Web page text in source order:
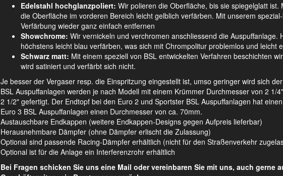
Edelstahl hochglanzpoliert: Wir polieren die Oberfläche, bis sie spiegelglatt
die Oberfläche im vorderen Bereich leicht gelblich verfärben. Mit unserem
Verfärbung wieder ganz einfach entfernen
Showchrome: Wir vernickeln und verchromen anschliessend die Auspuffanlage.
höchstens leicht blau verfärben, was sich mit Chrompolitur problemlos und leicht
Schwarz matt: Mit einem speziell von BSL entwickelten Verfahren beschichten
wird satiniert und verfärbt sich nicht.
Je besser der Vergaser resp. die Einspritzung eingestellt ist, umso geringer wird sich
BSL Auspuffanlagen werden je nach Modell mit einem Krümmer Durchmesser von 2 1/
2 1/2" gefertigt. Der Endtopf bei den Euro 2 und Sportster BSL Auspuffanlagen hat
Euro 3 BSL Auspuffanlagen einen Durchmesser von ca. 70mm.
Austauschbare Endkappen (weitere Endkappen-Designs gegen Aufpreis lieferbar)
Herausnehmbare Dämpfer (ohne Dämpfer erlischt die Zulassung)
Optional sind passende Racing-Dämpfer erhältlich (nicht für den Straßenverkehr
Optional ist für die Anlage ein Interferenzrohr erhältlich
Bei Fragen schicken Sie uns eine Mail oder vereinbaren Sie mit uns, auch gerne